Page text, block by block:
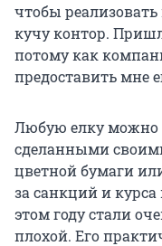
чтобы
кучу контор.
потому как
предоставить мне
Любую елку можно
сделанными
цветной бумаги
за санкций и
этом году стали
плохой. Его